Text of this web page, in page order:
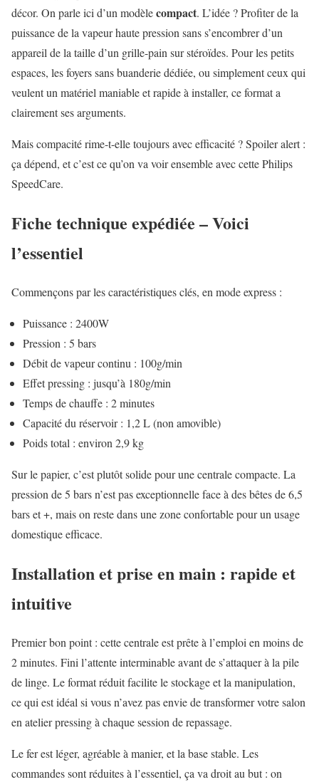
décor. On parle ici d’un modèlecompact. L’idée ? Profiter de la
puissance de la vapeur haute pression sans s’encombrer d’un
appareil de la taille d’un grille-pain sur stéroïdes. Pour les petits
espaces, les foyers sans buanderie dédiée, ou simplement ceux qui
veulent un matériel maniable et rapide à installer, ce format a
clairement ses arguments.
Mais compacité rime-t-elle toujours avec efficacité ? Spoiler alert :
ça dépend, et c’est ce qu’on va voir ensemble avec cette Philips
SpeedCare.
Fiche technique expédiée – Voici
l’essentiel
Commençons par les caractéristiques clés, en mode express :
Puissance : 2400W
Pression : 5 bars
Débit de vapeur continu : 100g/min
Effet pressing : jusqu’à 180g/min
Temps de chauffe : 2 minutes
Capacité du réservoir : 1,2 L (non amovible)
Poids total : environ 2,9 kg
Sur le papier, c’est plutôt solide pour une centrale compacte. La
pression de 5 bars n’est pas exceptionnelle face à des bêtes de 6,5
bars et +, mais on reste dans une zone confortable pour un usage
domestique efficace.
Installation et prise en main : rapide et
intuitive
Premier bon point : cette centrale est prête à l’emploi en moins de
2 minutes. Fini l’attente interminable avant de s’attaquer à la pile
de linge. Le format réduit facilite le stockage et la manipulation,
ce qui est idéal si vous n’avez pas envie de transformer votre salon
en atelier pressing à chaque session de repassage.
Le fer est léger, agréable à manier, et la base stable. Les
commandes sont réduites à l’essentiel, ça va droit au but : on